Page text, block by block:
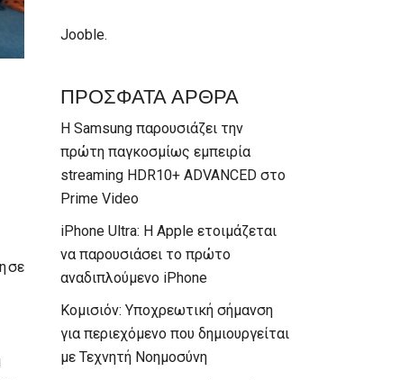
σε
Jooble.
ΠΡΟΣΦΑΤΑ ΑΡΘΡΑ
Η Samsung παρουσιάζει την
πρώτη παγκοσμίως εμπειρία
streaming HDR10+ ADVANCED στο
Prime Video
iPhone Ultra: Η Apple ετοιμάζεται
να παρουσιάσει το πρώτο
αναδιπλούμενο iPhone
Κομισιόν: Υποχρεωτική σήμανση
για περιεχόμενο που δημιουργείται
με Τεχνητή Νοημοσύνη